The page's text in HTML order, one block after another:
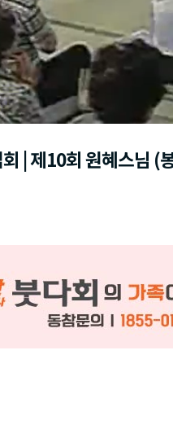
| 제10회 원혜스님 (